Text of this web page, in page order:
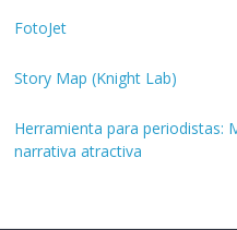
FotoJet
Story Map (Knight Lab)
Herramienta para periodistas:
narrativa atractiva